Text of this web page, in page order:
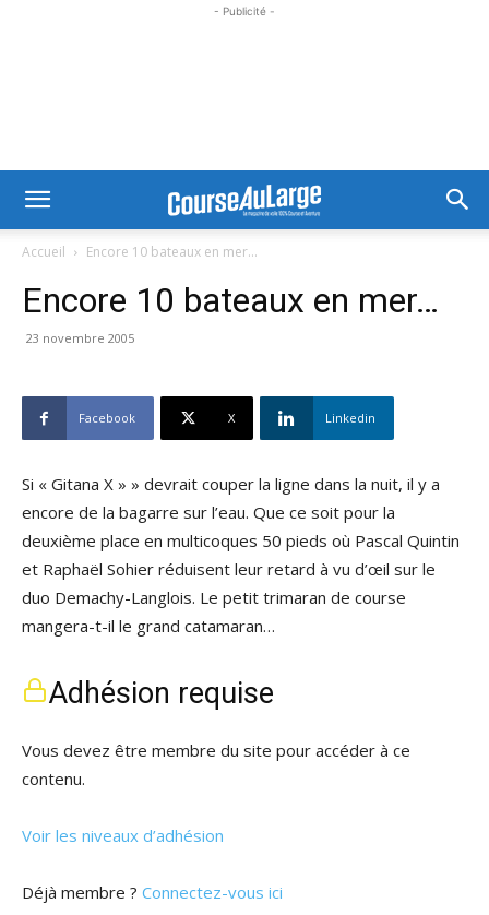
- Publicité -
Accueil Encore 10 bateaux en mer...
Encore 10 bateaux en mer…
23 novembre 2005
Facebook X Linkedin
Si « Gitana X » » devrait couper la ligne dans la nuit, il y a
encore de la bagarre sur l’eau. Que ce soit pour la
deuxième place en multicoques 50 pieds où Pascal Quintin
et Raphaël Sohier réduisent leur retard à vu d’œil sur le
duo Demachy-Langlois. Le petit trimaran de course
mangera-t-il le grand catamaran…
Adhésion requise
Vous devez être membre du site pour accéder à ce
contenu.
Voir les niveaux d’adhésion
Déjà membre ? Connectez-vous ici